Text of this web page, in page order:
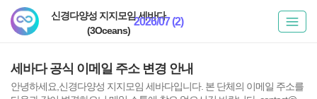
신경다양성 지지모임 세바다
(3Oceans)
2026/07 (2)
세바다 공식 이메일 주소 변경 안내
안녕하세요,신경다양성 지지모임 세바다입니다. 본 단체의 이메일 주소를